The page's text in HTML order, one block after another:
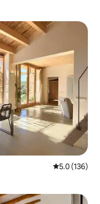
レビュー136
5.0 (136)